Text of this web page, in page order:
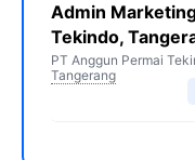
Admin
Tekindo,
PT Anggun Permai
Tangerang